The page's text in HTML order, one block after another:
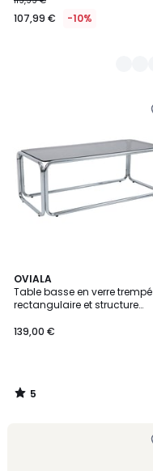
107,99 € -10%
OVIALA
Table basse en verre trempé
rectangulaire et structure
139,00 €
5
/
5
5
/